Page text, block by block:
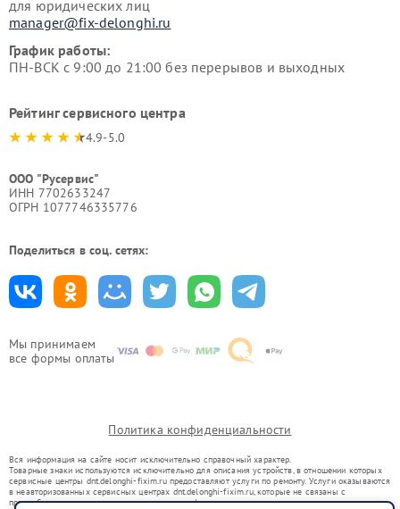
Мы принимаем
все формы оплаты
для юридических лиц
manager@fix-delonghi.ru
График работы:
ПН-ВСК с 9:00 до 21:00 без перерывов и выходных
Рейтинг сервисного центра
4.9-5.0
ООО "Русервис"
ИНН 7702633247
ОГРН 1077746335776
Поделиться в соц. сетях:
Политика конфиденциальности
Вся информация на сайте носит исключительно справочный характер.
Товарные знаки используются исключительно для описания устройств, в отношении которых
сервисные центры dnt.delonghi-fixim.ru предоставляют услуги по ремонту. Услуги оказываются
в неавторизованных сервисных центрах dnt.delonghi-fixim.ru, которые не связаны с
правообладателями товарных знаков или их официальными представителями.